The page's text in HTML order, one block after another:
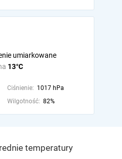
13°C
umiarkowane
Ciśnienie: 1017 hPa
Wilgotność: 82%
temperatury